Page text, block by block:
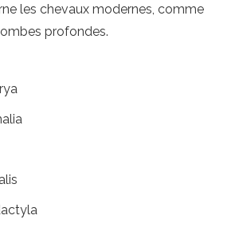
les chevaux modernes, comme
profondes.